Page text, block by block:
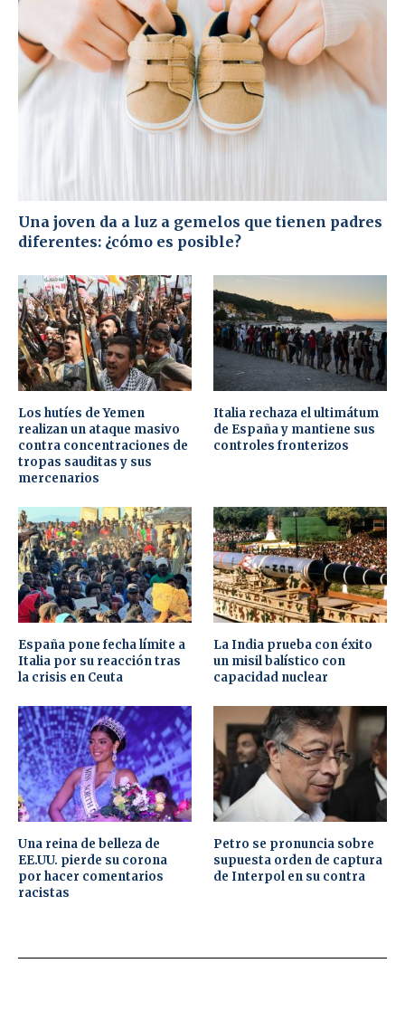
Una joven da a luz a gemelos que tienen padres
diferentes: ¿cómo es posible?
Los hutíes de Yemen
realizan un ataque masivo
contra concentraciones de
tropas sauditas y sus
mercenarios
Italia rechaza el ultimátum
de España y mantiene sus
controles fronterizos
España pone fecha límite a
Italia por su reacción tras
la crisis en Ceuta
La India prueba con éxito
un misil balístico con
capacidad nuclear
Una reina de belleza de
EE.UU. pierde su corona
por hacer comentarios
racistas
Petro se pronuncia sobre
supuesta orden de captura
de Interpol en su contra